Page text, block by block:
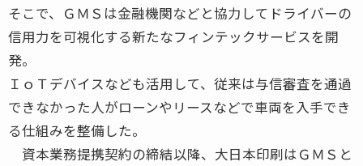
そこで、ＧＭＳは金融機関などと協力してドライバーの
信用力を可視化する新たなフィンテックサービスを開
発。
ＩｏＴデバイスなども活用して、従来は与信審査を通過
できなかった人がローンやリースなどで車両を入手でき
る仕組みを整備した。
資本業務提携契約の締結以降、大日本印刷はＧＭＳと